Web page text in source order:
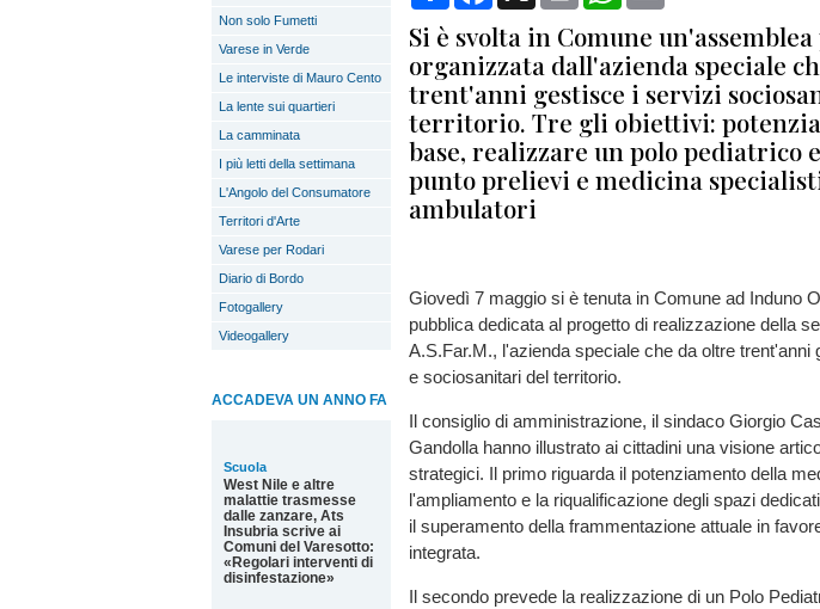
Non solo Fumetti
Varese in Verde
Le interviste di Mauro Cento
La lente sui quartieri
La camminata
I più letti della settimana
L'Angolo del Consumatore
Territori d'Arte
Varese per Rodari
Diario di Bordo
Fotogallery
Videogallery
ACCADEVA UN ANNO FA
Scuola
West Nile e altre
malattie trasmesse
dalle zanzare, Ats
Insubria scrive ai
Comuni del Varesotto:
«Regolari interventi di
disinfestazione»
Si è svolta in Comune
organizzata dall'azienda speciale
trent'anni gestisce i servizi
territorio. Tre gli obiettivi:
base, realizzare un polo pediatrico
punto prelievi e medicina
ambulatori
Giovedì 7 maggio si è tenuta in Comune ad Induno
pubblica dedicata al progetto di realizzazione della
A.S.Far.M., l'azienda speciale che da oltre
e sociosanitari del territorio.
Il consiglio di amministrazione, il sindaco Giorgio
Gandolla hanno illustrato ai cittadini una visione
strategici. Il primo riguarda il potenziamento della
l'ampliamento e la riqualificazione degli spazi
il superamento della frammentazione attuale in
integrata.
Il secondo prevede la realizzazione di un Polo